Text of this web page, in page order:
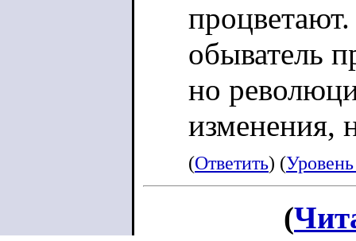
обыватель
но
изменения,
(Ответить) (
(